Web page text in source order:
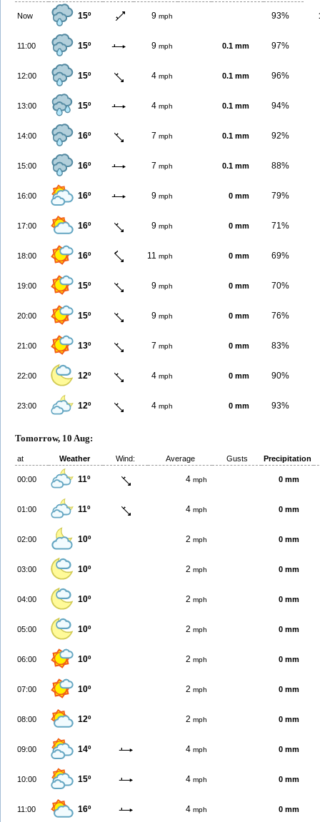
Now 15º 9 mph 93%
11:00 15º 9 mph 0.1 mm 97%
12:00 15º 4 mph 0.1 mm 96%
13:00 15º 4 mph 0.1 mm 94%
14:00 16º 7 mph 0.1 mm 92%
15:00 16º 7 mph 0.1 mm 88%
16:00 16º 9 mph 0 mm 79%
17:00 16º 9 mph 0 mm 71%
18:00 16º 11 mph 0 mm 69%
19:00 15º 9 mph 0 mm 70%
20:00 15º 9 mph 0 mm 76%
21:00 13º 7 mph 0 mm 83%
22:00 12º 4 mph 0 mm 90%
23:00 12º 4 mph 0 mm 93%
Tomorrow, 10 Aug:
at Weather Wind: Average Gusts Precipitation
00:00 11º 4 mph 0 mm
01:00 11º 4 mph 0 mm
02:00 10º 2 mph 0 mm
03:00 10º 2 mph 0 mm
04:00 10º 2 mph 0 mm
05:00 10º 2 mph 0 mm
06:00 10º 2 mph 0 mm
07:00 10º 2 mph 0 mm
08:00 12º 2 mph 0 mm
09:00 14º 4 mph 0 mm
10:00 15º 4 mph 0 mm
11:00 16º 4 mph 0 mm